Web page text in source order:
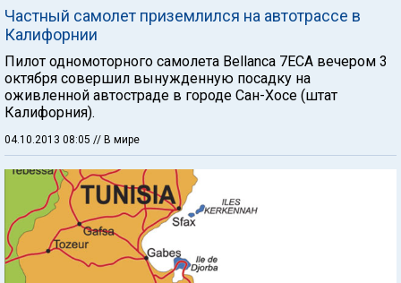
Частный самолет приземлился на автотрассе в
Калифорнии
Пилот одномоторного самолета Bellanca 7ECA вечером 3
октября совершил вынужденную посадку на
оживленной автостраде в городе Сан-Хосе (штат
Калифорния).
04.10.2013 08:05 // В мире